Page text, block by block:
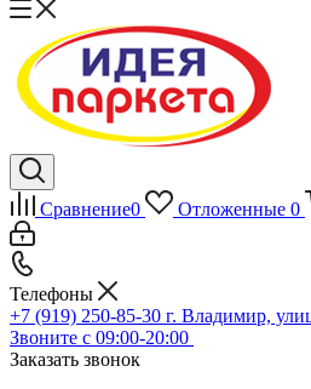
Сравнение0 Отложенные 0
Телефоны
+7 (919) 250-85-30 г. Владимир,
Звоните с 09:00-20:00
Заказать звонок